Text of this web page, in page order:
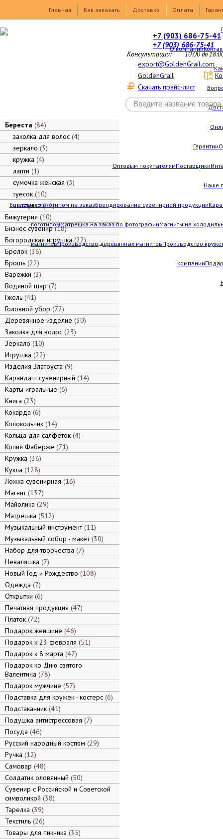
Главная
Как заказать Доставка Оплата
О компании
Гарантии
Оптовым покупателямПоставщики
Наше
Брелоки с логотипом на заказБрендирование сувенирной продукции
логотипомМатрешка на заказ по фотографииМагниты на
магнитовПроизводство деревянных магнитовПроизводство
компании
+7 (903) 686-75-41
+7 (903) 686-75-41
Консультации: 10:00 до
export@GoldenGrail.com
GoldenGrail
Скачать прайс-лист
Береста 84
заколка для волос 4
зеркало 3
кружка 4
лапти 1
сумочка женская 3
туесок 10
шкатулка 51
Бижутерия 10
Бизнес сувенир 18
Богородская игрушка 22
Брелок 36
Брошь 22
Варежки 2
Водяной шар 7
Гжель 41
Головной убор 72
Деревянное изделие 30
Заколка для волос 23
Зеркало 10
Игрушка 22
Изделия Златоуста 9
Карандаш сувенирный 14
Карты игральные 6
Книга 23
Кокарда 6
Колокольчик 14
Кольца для салфеток 4
Копия Фаберже 71
Кружка 36
Кукла 128
Ложка сувенирная 16
Магнит 137
Майолика 29
Матрешка 512
Музыкальный инструмент 11
Музыкальный собор - макет 30
Набор для творчества 7
Неваляшка 7
Новый Год и Рождество 108
Одежда 7
Открытки 6
Печатная продукция 47
Платок 72
Подарок женщине 46
Подарок к 23 февраля 51
Подарок к 8 марта 47
Подарок ко Дню святого
Валентина 78
Подарок мужчине 57
Подставка для кружек - костерс 6
Подстаканник 41
Подушка антистрессовая 7
Посуда 46
Русский народный костюм 29
Ручка 12
Самовар 48
Солдатик оловянный 50
Сувенир с Российской и Советской
символикой 38
Тарелка 39
Текстиль 26
Товары для пикника 35